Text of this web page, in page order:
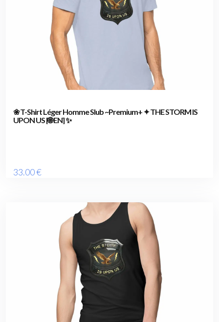
❀ T-Shirt Léger Homme Slub ~Premium+ ✦ THE STORM IS
UPON US [🌐 EN] ✨
33.00€